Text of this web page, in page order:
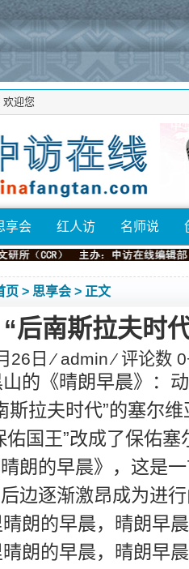
欢迎您
享会 红人访 名师说
页 > 思享会 > 正文
后南斯拉夫时
26日 ⁄ admin⁄ 评论数
的《晴朗早晨》：
斯拉夫时代”的塞尔
佑国王”改成了保佑
晴朗的早晨》，这是
边逐渐激昂成为进
朗的早晨，晴朗早
朗的早晨，晴朗早